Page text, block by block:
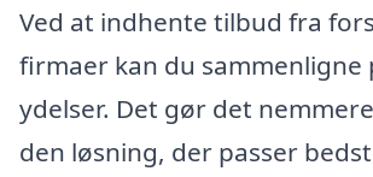
Ved at indhente tilbud fra
firmaer kan du sammenligne
ydelser. Det gør det
den løsning, der passer